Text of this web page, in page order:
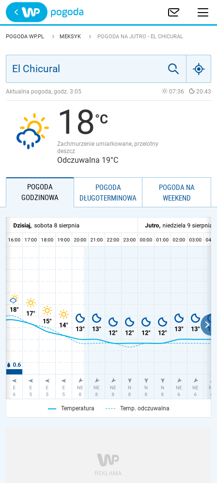
Trwa ładowanie
POLSKA
JAKOŚĆ POWIETRZA
POGODA WP.PL MEKSYK POGODA NA JUTRO - EL CHICURAL
Aktualna pogoda, godz. 3:05 07:36 20:43
18
Zachmurzenie umiarkowane, przelotny
deszcz
Odczuwalna 19°C
POGODA
GODZINOWA
POGODA
DŁUGOTERMINOWA
POGODA NA
WEEKEND
Temperatura Temp. odczuwalna